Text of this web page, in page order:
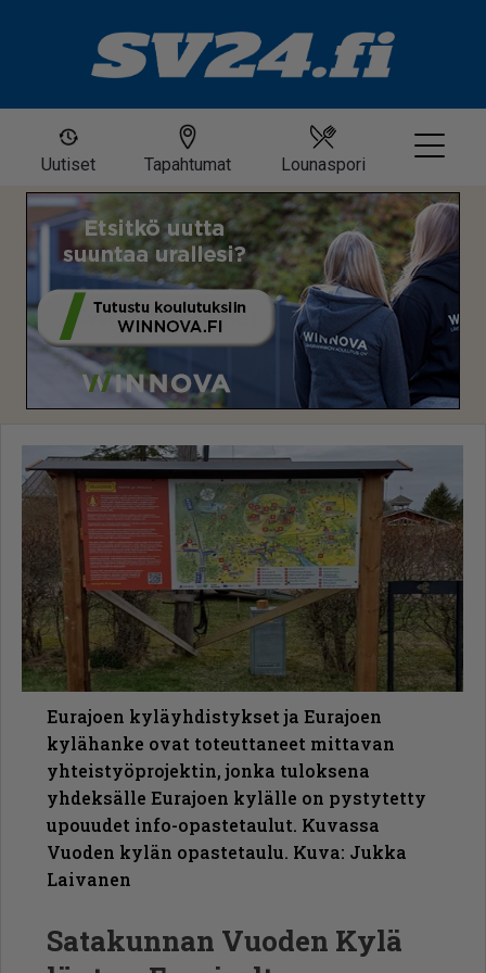
Uutiset Tapahtumat Lounaspori
Eurajoen kyläyhdistykset ja Eurajoen
kylähanke ovat toteuttaneet mittavan
yhteistyöprojektin, jonka tuloksena
yhdeksälle Eurajoen kylälle on pystytetty
upouudet info-opastetaulut. Kuvassa
Vuoden kylän opastetaulu. Kuva: Jukka
Laivanen
Satakunnan Vuoden Kylä